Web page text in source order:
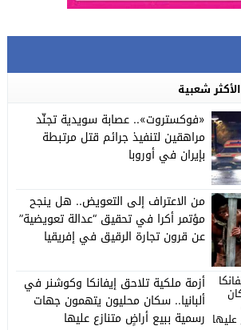
الأكثر شعبية
«فوكستروت».. عصابة سويدية تجنّد
مراهقين لتنفيذ جرائم قتل مرتبطة
بإيران في أوروبا
من الاعتراف إلى التعويض.. هل ينجح
مؤتمر أكرا في تحقيق “عدالة تعويضية”
عن قرون تجارة الرقيق في إفريقيا
أزمة ملكية تلاحق إيفانكا وكوشنر في
ألبانيا.. سكان محليون يتهمون جهات
رسمية ببيع أراضٍ متنازع عليها